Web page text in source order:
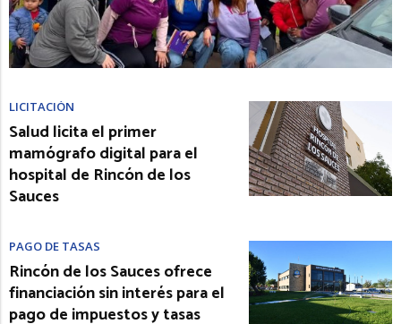
LICITACIÓN
Salud licita el primer
mamógrafo digital para el
hospital de Rincón de los
Sauces
PAGO DE TASAS
Rincón de los Sauces ofrece
financiación sin interés para el
pago de impuestos y tasas